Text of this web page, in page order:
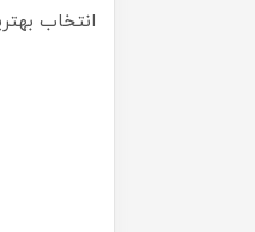
انتخاب